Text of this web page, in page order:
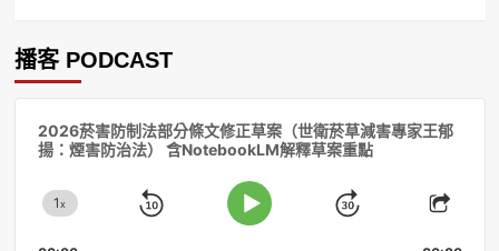
播客 PODCAST
2026菸害防制法部分條文修正草案（世衛菸草減害專家王郁
揚：煙害防治法） 含NotebookLM解釋草案重點
Change
1x
Skip
Play
Jump
Share